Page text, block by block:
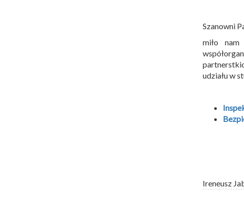
Szanowni
miło
udziału w
Ireneusz